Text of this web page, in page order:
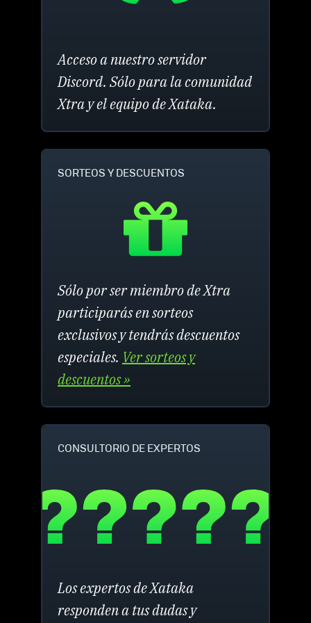
Acceso a nuestro servidor
Discord. Sólo para la comunidad
Xtra y el equipo de Xataka.
SORTEOS Y DESCUENTOS
Sólo por ser miembro de Xtra
participarás en sorteos
exclusivos y tendrás descuentos
especiales. Ver sorteos y
descuentos »
CONSULTORIO DE EXPERTOS
Los expertos de Xataka
responden a tus dudas y